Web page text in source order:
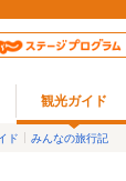
観光ガイド
ド みんなの旅行記